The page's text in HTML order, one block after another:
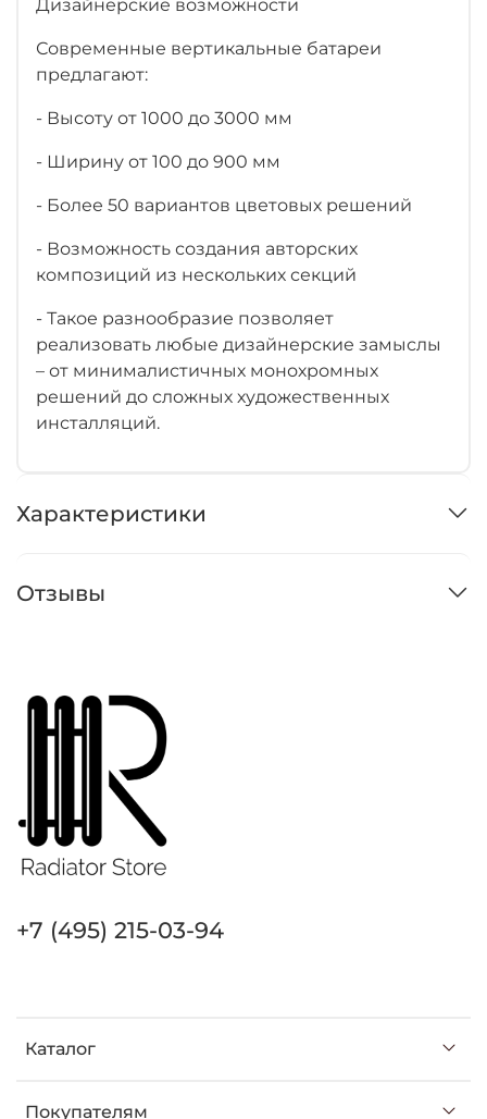
Дизайнерские возможности
Современные вертикальные батареи
предлагают:
- Высоту от 1000 до 3000 мм
- Ширину от 100 до 900 мм
- Более 50 вариантов цветовых решений
- Возможность создания авторских
композиций из нескольких секций
- Такое разнообразие позволяет
реализовать любые дизайнерские замыслы
– от минималистичных монохромных
решений до сложных художественных
инсталляций.
Характеристики
Отзывы
Каталог
Покупателям
+7 (495) 215-03-94